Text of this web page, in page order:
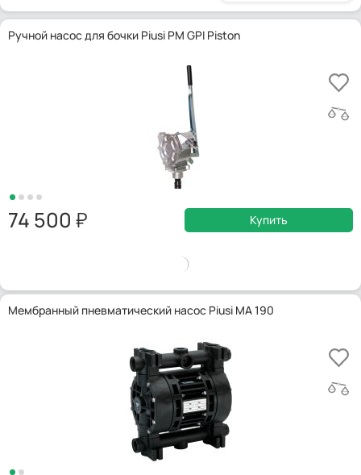
Ручной насос для бочки Piusi PM GPI Piston
74 500 Купить
Мембранный пневматический насос Piusi MA 190